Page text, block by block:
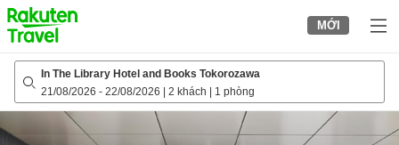
to
top
page
MỚI
In The Library Hotel and Books Tokorozawa
21/08/2026 - 22/08/2026 2 khách 1 phòng